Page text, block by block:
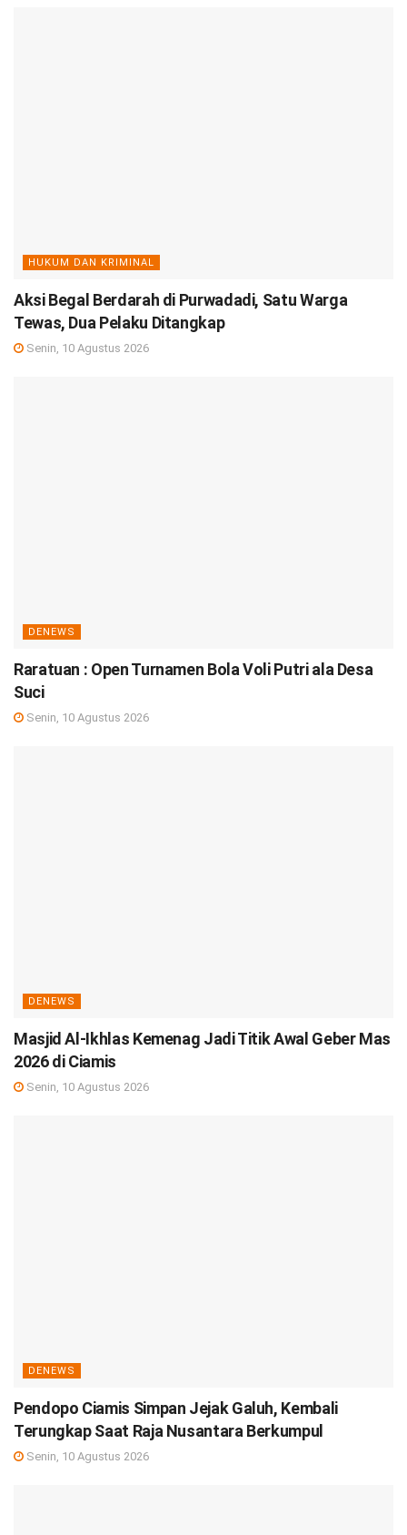
HUKUM DAN KRIMINAL
Aksi Begal Berdarah di Purwadadi, Satu Warga
Tewas, Dua Pelaku Ditangkap
Senin, 10 Agustus 2026
DENEWS
Raratuan : Open Turnamen Bola Voli Putri ala Desa
Suci
Senin, 10 Agustus 2026
DENEWS
Masjid Al-Ikhlas Kemenag Jadi Titik Awal Geber Mas
2026 di Ciamis
Senin, 10 Agustus 2026
DENEWS
Pendopo Ciamis Simpan Jejak Galuh, Kembali
Terungkap Saat Raja Nusantara Berkumpul
Senin, 10 Agustus 2026